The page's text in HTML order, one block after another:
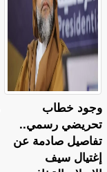
وجود خطاب
تحريضي رسمي..
تفاصيل صادمة عن
إغتيال سيف